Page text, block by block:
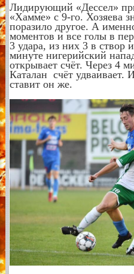
Лидирующий «Дессел»
«Хамме» с 9-го. Хозяева
поразило другое. А
моментов и все голы в
3 удара, из них 3 в створ
минуте нигерийский
открывает счёт. Через 4
Каталан счёт удваивает.
ставит он же.